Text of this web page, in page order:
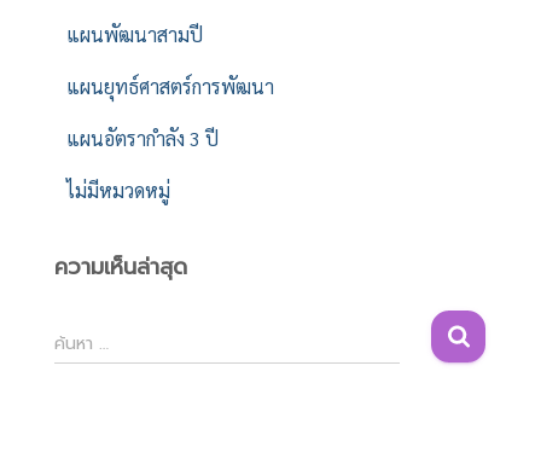
แผนพัฒนาสามปี
แผนยุทธ์ศาสตร์การพัฒนา
แผนอัตรากำลัง 3 ปี
ไม่มีหมวดหมู่
ความเห็นล่าสุด
ค้
น
ค้นหา …